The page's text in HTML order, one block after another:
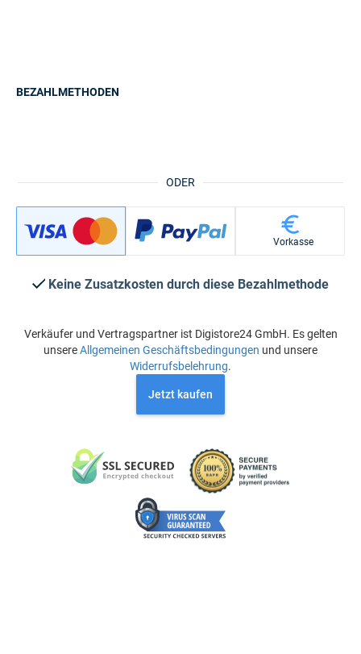
ODER
BEZAHLMETHODEN
Vorkasse
Keine Zusatzkosten durch diese Bezahlmethode
Verkäufer und Vertragspartner ist Digistore24 GmbH. Es gelten
unsereAllgemeinen Geschäftsbedingungen und unsere
Widerrufsbelehrung.
Jetzt kaufen